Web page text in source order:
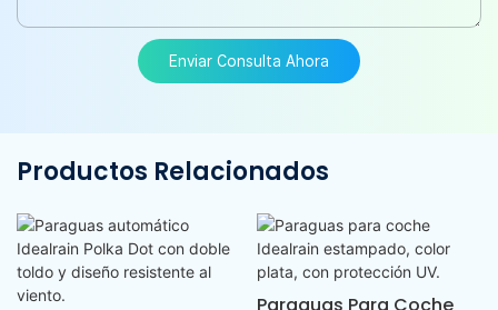
Enviar Consulta Ahora
Productos Relacionados